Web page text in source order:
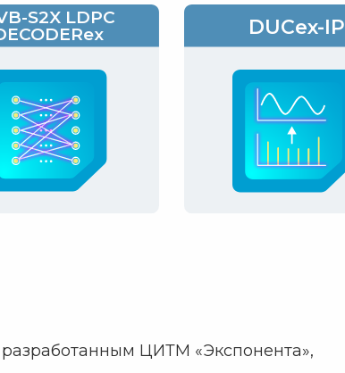
ЦИТМ «Экспонента»,
DUCex-IP
S2X LDPC